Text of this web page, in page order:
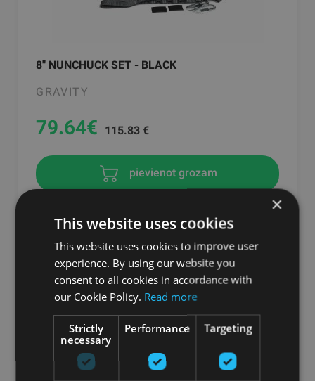
8" NUNCHUCK SET - BLACK
GRAVITY
79.64€ 115.83 €
pievienot grozam
×
This website uses cookies
This website uses cookies to improve user
experience. By using our website you
consent to all cookies in accordance with
our Cookie Policy. Read more
Strictly
necessary
Performance Targeting